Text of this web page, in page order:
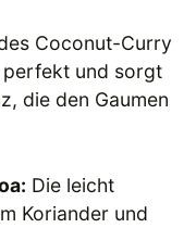
Coconut-Curry
und sorgt
die den Gaumen
Die leicht
Koriander und